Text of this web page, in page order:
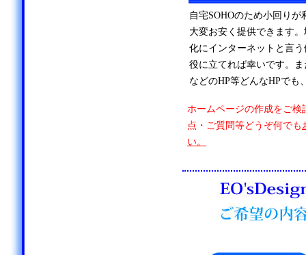
自宅SOHOのため小回り
大変お安く提供できます
化にインターネットと言
役に立てれば幸いです。
などのHP等どんなHPでも
ホームページの作成をご検
点・ご質問等どうぞ何でも
い。